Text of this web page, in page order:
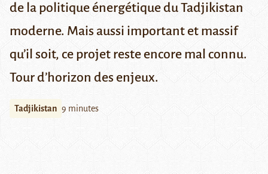
de la politique énergétique du Tadjikistan
moderne. Mais aussi important et massif
qu’il soit, ce projet reste encore mal connu.
Tour d’horizon des enjeux.
Tadjikistan 9 minutes